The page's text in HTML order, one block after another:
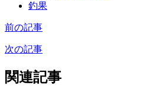
釣果
前の記事
次の記事
関連記事